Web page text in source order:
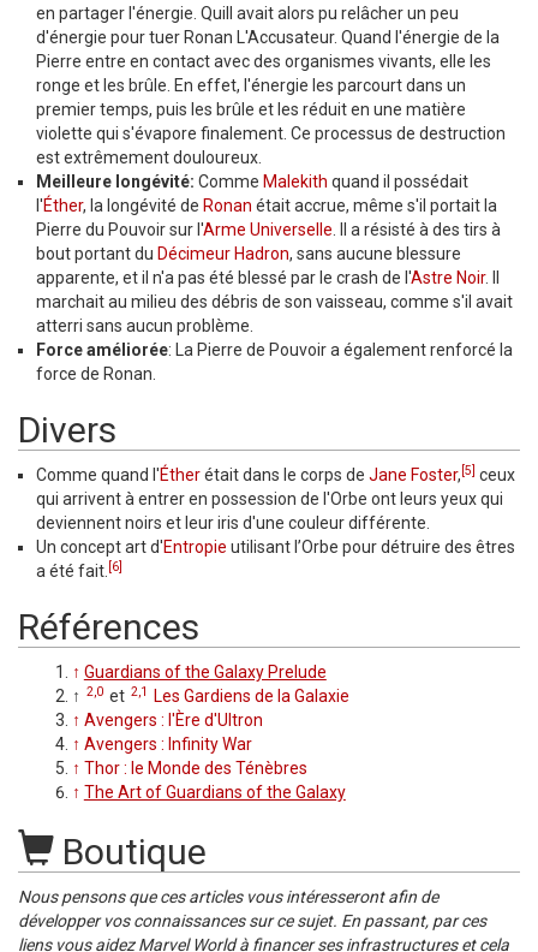
en partager l'énergie. Quill avait alors pu relâcher un peu
d'énergie pour tuer Ronan L'Accusateur. Quand l'énergie de la
Pierre entre en contact avec des organismes vivants, elle les
ronge et les brûle. En effet, l'énergie les parcourt dans un
premier temps, puis les brûle et les réduit en une matière
violette qui s'évapore finalement. Ce processus de destruction
est extrêmement douloureux.
Meilleure longévité: Comme Malekith quand il possédait
l'Éther, la longévité de Ronan était accrue, même s'il portait la
Pierre du Pouvoir sur l'Arme Universelle . Il a résisté à des tirs à
bout portant du Décimeur Hadron, sans aucune blessure
apparente, et il n'a pas été blessé par le crash de l'Astre Noir. Il
marchait au milieu des débris de son vaisseau, comme s'il avait
atterri sans aucun problème.
Force améliorée: La Pierre de Pouvoir a également renforcé la
force de Ronan.
Divers
Comme quand l'Étherétait dans le corps de Jane Foster, [5] ceux
qui arrivent à entrer en possession de l'Orbe ont leurs yeux qui
deviennent noirs et leur iris d'une couleur différente.
Un concept art d'Entropie utilisant l’Orbe pour détruire des êtres
a été fait. [6]
Références
↑ Guardians of the Galaxy Prelude
↑ 2,0 et 2,1
Les Gardiens de la Galaxie
↑ Avengers : l'Ère d'Ultron
↑ Avengers : Infinity War
↑ Thor : le Monde des Ténèbres
↑ The Art of Guardians of the Galaxy
Boutique
Nous pensons que ces articles vous intéresseront afin de
développer vos connaissances sur ce sujet. En passant, par ces
liens vous aidez Marvel World à financer ses infrastructures et cela